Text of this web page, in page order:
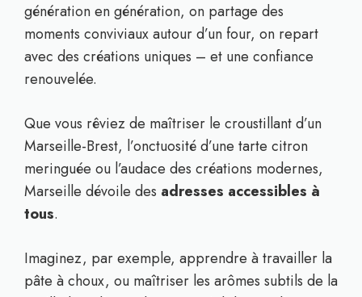
génération en génération, on partage des
moments conviviaux autour d’un four, on repart
avec des créations uniques – et une confiance
renouvelée.
Que vous rêviez de maîtriser le croustillant d’un
Marseille-Brest, l’onctuosité d’une tarte citron
meringuée ou l’audace des créations modernes,
Marseille dévoile des adresses accessibles à
tous.
Imaginez, par exemple, apprendre à travailler la
pâte à choux, ou maîtriser les arômes subtils de la